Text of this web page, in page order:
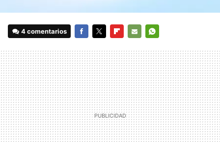
4 comentarios
MAIL